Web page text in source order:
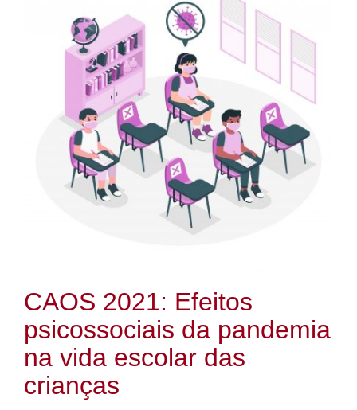
CAOS 2021: Efeitos
psicossociais da pandemia
na vida escolar das
crianças